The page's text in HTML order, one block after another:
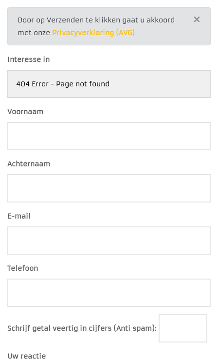
×
Door op Verzenden te klikken gaat u akkoord
met onze Privacyverklaring (AVG)
Interesse in
Voornaam
Achternaam
E-mail
Telefoon
Schrijf getal veertig in cijfers (Anti spam):
Uw reactie